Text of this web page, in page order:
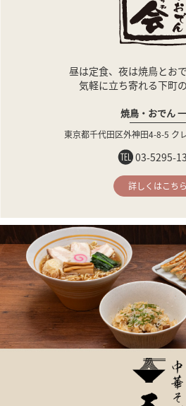
昼は定食、夜は焼鳥とお
気軽に立ち寄れる下町の
焼鳥・おでん
東京都千代田区外神田4-8-5 ク
03-5295-
詳しくはこちら